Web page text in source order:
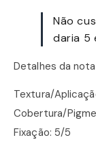
Não
daria 5
Detalhes da
Textura/
Cobertura/
Fixação: 5/5